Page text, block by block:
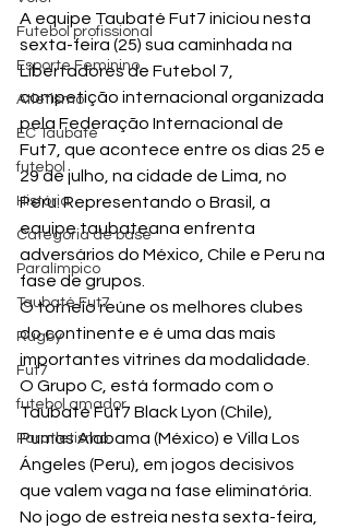
Futebol profissional
Esporte Feminino
Atletismo
EC Taubaté
futebol
História
Categoria de base
Paralímpico
Taubaté Fut7
Rugby
Fut7
futebol amador
Paratletismo
A equipe Taubaté Fut7 iniciou nesta
sexta-feira (25) sua caminhada na
Libertadores de Futebol 7,
competição internacional organizada
pela Federação Internacional de
Fut7, que acontece entre os dias 25 e
29 de julho, na cidade de Lima, no
Peru. Representando o Brasil, a
equipe taubateana enfrenta
adversários do México, Chile e Peru na
fase de grupos.
O torneio reúne os melhores clubes
do continente e é uma das mais
importantes vitrines da modalidade.
O Grupo C, está formado com o
Taubaté Fut7 Black Lyon (Chile),
Pumas Alabama (México) e Villa Los
Ángeles (Peru), em jogos decisivos
que valem vaga na fase eliminatória.
No jogo de estreia nesta sexta-feira,